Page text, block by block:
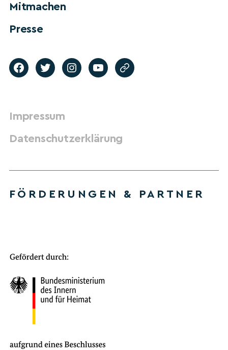
Mitmachen
Presse
Impressum
Datenschutzerklärung
FÖRDERUNGEN & PARTNER